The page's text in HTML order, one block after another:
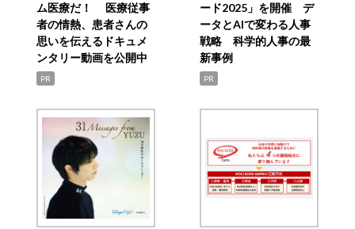
ム医療だ！ 医療従事
者の情熱、患者さんの
思いを伝えるドキュメ
ンタリー動画を公開中
PR
ード2025」を開催 デ
ータとAIで変わる人事
戦略 科学的人事の最
新事例
PR